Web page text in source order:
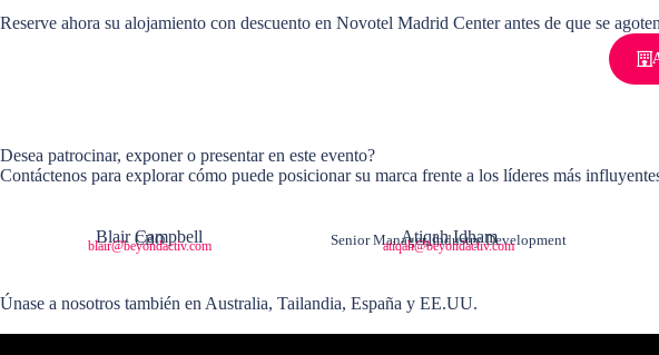
Reserve ahora su alojamiento con descuento en Novotel Madrid Center antes de que se
Desea patrocinar, exponer o presentar en este evento?
Contáctenos para explorar cómo puede posicionar su marca frente a los líderes más
Blair Campbell
CBO
blair@beyondactiv.com Atiqah Idham
Senior Manager, Industry Development
atiqah@beyondactiv.com
Únase a nosotros también en Australia, Tailandia, España y EE.UU.